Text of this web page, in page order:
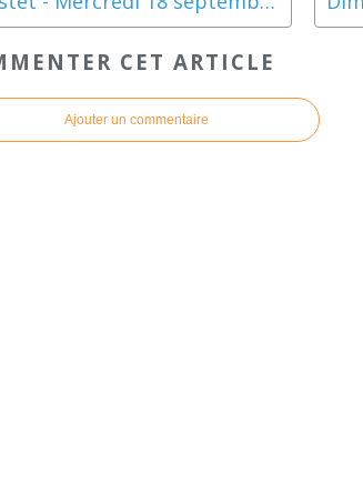
CET ARTICLE
Ajouter un commentaire